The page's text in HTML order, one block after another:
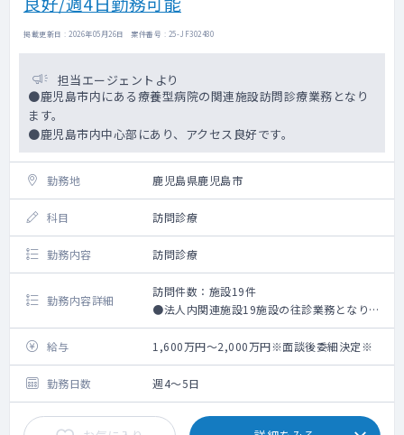
掲載更新日 : 2026年05月26日 案件番号 : 25-JF302480
担当エージェントより
●鹿児島市内にある療養型病院の関連施設訪問診療業務となり
ます。
●鹿児島市内中心部にあり、アクセス良好です。
勤務地 鹿児島県鹿児島市
科目 訪問診療
勤務内容 訪問診療
勤務内容詳細
訪問件数：施設19件
●法人内関連施設19施設の往診業務となりま
す。
給与
1,600万円～2,000万円※面談後委細決定※
勤務日数 週4～5日